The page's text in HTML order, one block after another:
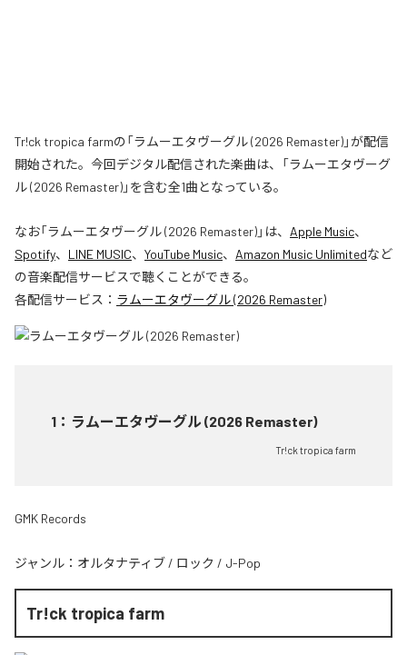
Tr!ck tropica farmの「ラムーエタヴーグル (2026 Remaster)」が配信
開始された。今回デジタル配信された楽曲は、「ラムーエタヴーグ
ル (2026 Remaster)」を含む全1曲となっている。
なお「ラムーエタヴーグル (2026 Remaster)」は、 Apple Music、
Spotify、 LINE MUSIC、 YouTube Music、 Amazon Music Unlimitedなど
の音楽配信サービスで聴くことができる。
各配信サービス： ラムーエタヴーグル (2026 Remaster)
1 ： ラムーエタヴーグル (2026 Remaster)
Tr!ck tropica farm
GMK Records
ジャンル： オルタナティブ / ロック / J-Pop
Tr!ck tropica farm